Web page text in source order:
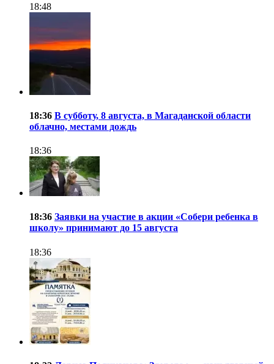
18:48
18:36 В субботу, 8 августа, в Магаданской области
облачно, местами дождь
18:36
18:36 Заявки на участие в акции «Собери ребенка в
школу» принимают до 15 августа
18:36